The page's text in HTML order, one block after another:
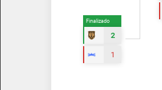
Finalizado
2
1